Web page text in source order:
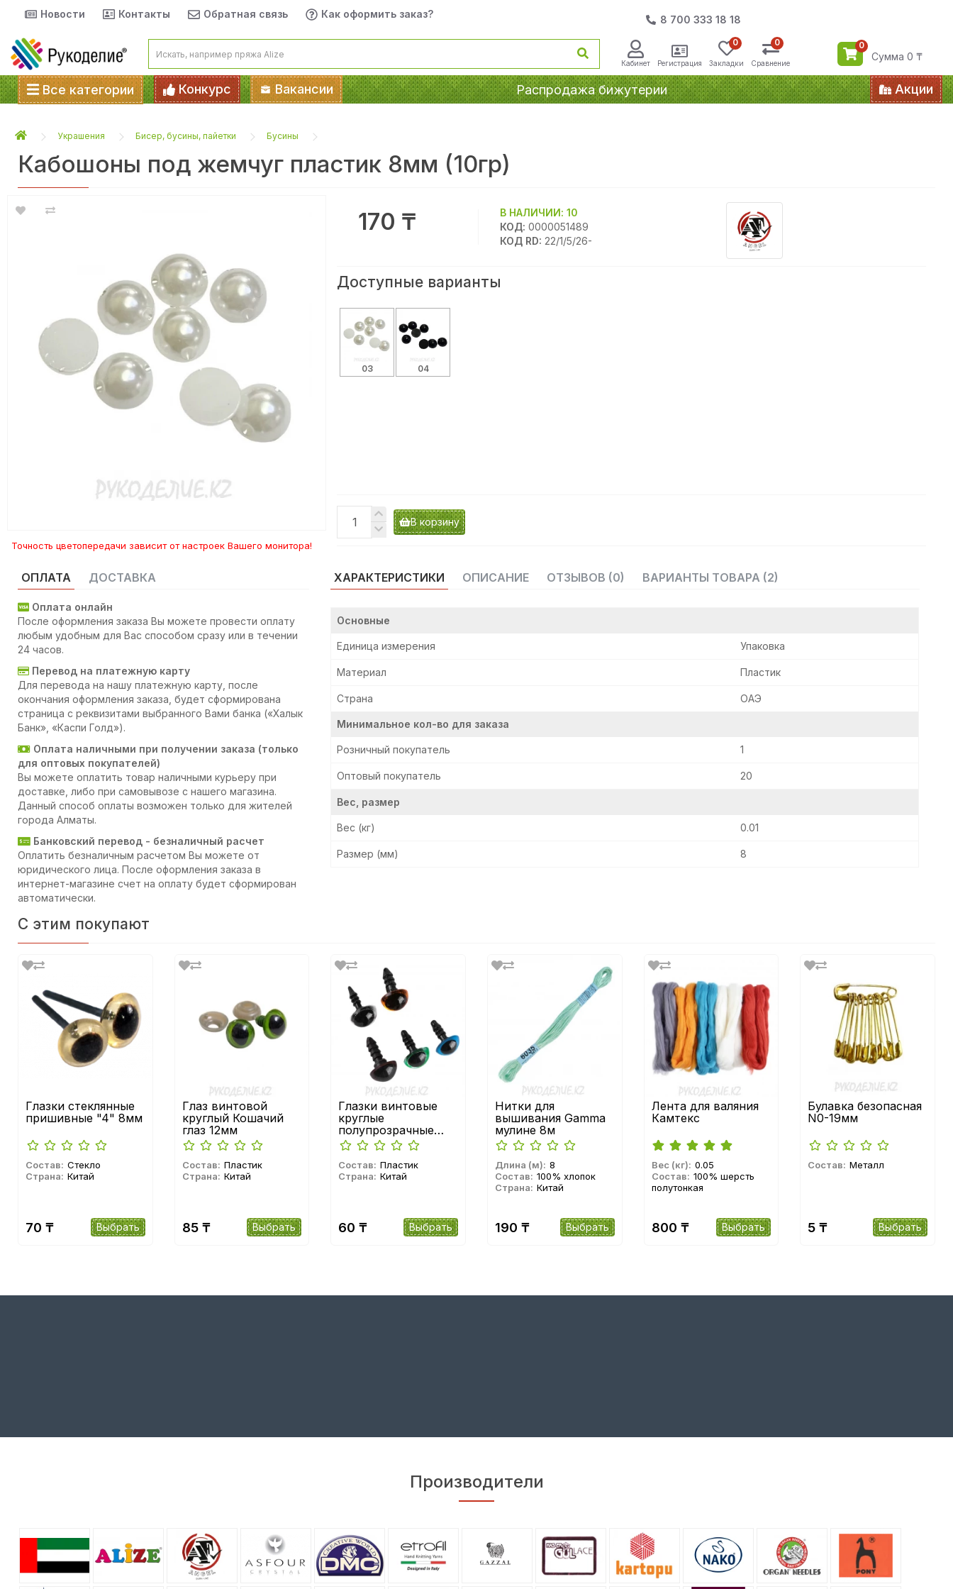
Новости Контакты Обратная связь Как оформить заказ? 8 700 333 18 18
Кабинет Регистрация Закладки
0
Сравнение
0 0
Сумма 0 ₸
Все категории Конкурс Вакансии Распродажа бижутерии Акции
Украшения Бисер, бусины, пайетки Бусины
Кабошоны под жемчуг пластик 8мм (10гр)
Точность цветопередачи зависит от настроек Вашего монитора!
ОПЛАТА ДОСТАВКА
Оплата онлайн
После оформления заказа Вы можете провести оплату
любым удобным для Вас способом сразу или в течении
24 часов.
Перевод на платежную карту
Для перевода на нашу платежную карту, после
окончания оформления заказа, будет сформирована
страница с реквизитами выбранного Вами банка («Халык
Банк», «Каспи Голд»).
Оплата наличными при получении заказа (только
для оптовых покупателей)
Вы можете оплатить товар наличными курьеру при
доставке, либо при самовывозе с нашего магазина.
Данный способ оплаты возможен только для жителей
города Алматы.
Банковский перевод - безналичный расчет
Оплатить безналичным расчетом Вы можете от
юридического лица. После оформления заказа в
интернет-магазине счет на оплату будет сформирован
автоматически.
ХАРАКТЕРИСТИКИ ОПИСАНИЕ ОТЗЫВОВ (0) ВАРИАНТЫ ТОВАРА (2)
Основные
Единица измерения Упаковка
Материал Пластик
Страна ОАЭ
Минимальное кол-во для заказа
Розничный покупатель 1
Оптовый покупатель 20
Вес, размер
Вес (кг) 0.01
Размер (мм) 8
170 ₸ В НАЛИЧИИ:10
КОД: 0000051489
КОД RD: 22/1/5/26-
Доступные варианты
03 04
В корзину
С этим покупают
Глазки стеклянные
пришивные "4" 8мм
Состав: Стекло
Страна: Китай
70 ₸ Выбрать
Глаз винтовой
круглый Кошачий
глаз 12мм
Состав: Пластик
Страна: Китай
85 ₸ Выбрать
Глазки винтовые
круглые
полупрозрачные
12мм
Состав: Пластик
Страна: Китай
60 ₸ Выбрать
Нитки для
вышивания Gamma
мулине 8м
Длина (м): 8
Состав: 100% хлопок
Страна: Китай
190 ₸ Выбрать
Лента для валяния
Камтекс
Вес (кг): 0.05
Состав: 100% шерсть
полутонкая
800 ₸ Выбрать
Булавка безопасная
N0-19мм
Состав: Металл
5 ₸ Выбрать
Производители